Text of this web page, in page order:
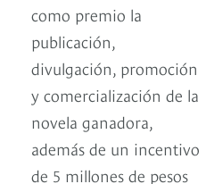
como premio la
publicación,
divulgación, promoción
y comercialización de la
novela ganadora,
además de un incentivo
de 5 millones de pesos